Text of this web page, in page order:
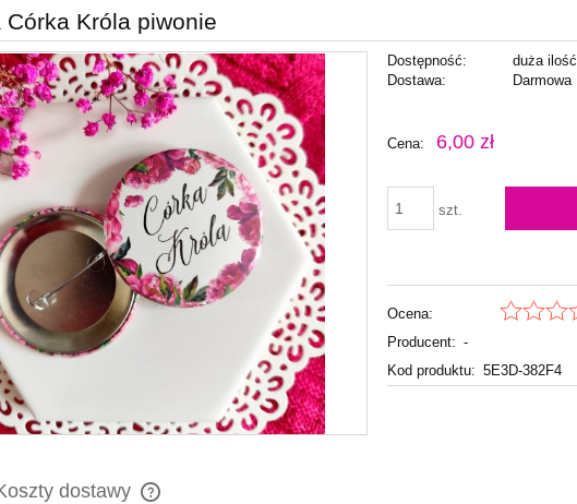
Córka Króla piwonie
Dostępność:
duża ilość
Dostawa:
Darmowa
Cena nie zawiera ewentualnych kosztów
płatności
Cena: 6,00 zł
szt.
Ocena:
Producent: -
Kod produktu: 5E3D-382F4
dostawy